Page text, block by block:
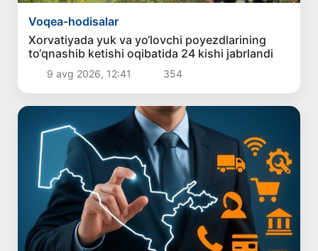
Voqea-hodisalar
Xorvatiyada yuk va yo‘lovchi poyezdlarining
to‘qnashib ketishi oqibatida 24 kishi jabrlandi
9 avg 2026, 12:41 354